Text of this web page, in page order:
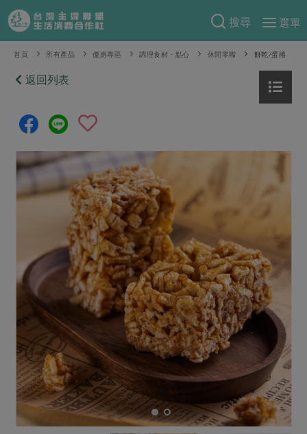
搜尋
選單
產品分類
當季蔬果
芽苗類
辛香料類
奶蛋豆・五穀
乳製品
米麵雜糧
肉品・水產
畜產肉類 水產
水畜加工品
調理食材・點心
調味醬料/南北貨 烘焙
休閒零嘴 沖泡飲品
食譜料理
食材
麵食
肉食
蔬食
蛋料理
料理方式
烘焙．點心
醬料
湯品．鍋物
特別企畫
預購活動
把最好的台灣味帶回家！
防災用品預購圓滿結束
2026年端午節預購圓滿結束
更多預購活動
當季產品
合作25-經典快閃最後一週
合作25-精選產品第四彈
合作25-精選產品第三彈
更多當季產品
綠主張
觀點文章
一籃菜真心話
合作聯合國
產品故事 生活提案
樂齡生活 親子食育
廚房瑜伽
關注議題
減硝酸鹽 惜食
非基改運動 支持本土農糧
廢核運動 能源議題
關於合作社
認識合作社
關於我們
合作社組織
員工與求才
產品檢驗
自主把關
檢驗報告
硝酸鹽檢驗
重要公告
首頁 所有產品 優惠專區 調理食材・點心 休閒零嘴 餅乾/蛋捲
返回列表